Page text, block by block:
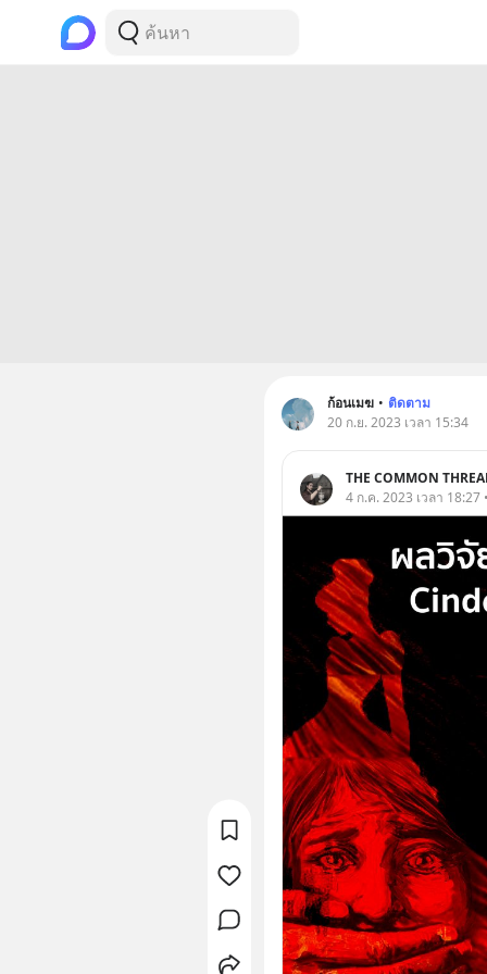
ก้อนเมฆ • ติดตาม
20 ก.ย. 2023 เวลา 15:34
THE COMMON
4 ก.ค. 2023 เวลา 18:27